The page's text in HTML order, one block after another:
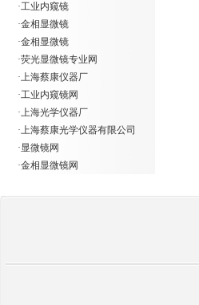
·工业内窥镜
·金相显微镜
·金相显微镜
·荧光显微镜专业网
·上海蔡康仪器厂
·工业内窥镜网
·上海光学仪器厂
·上海蔡康光学仪器有限公司
·显微镜网
·金相显微镜网